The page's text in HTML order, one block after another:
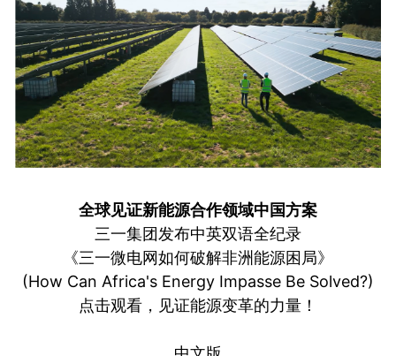
全球见证新能源合作领域中国方案
三一集团发布中英双语全纪录
《三一微电网如何破解非洲能源困局》
(How Can Africa's Energy Impasse Be Solved?)
点击观看，见证能源变革的力量！